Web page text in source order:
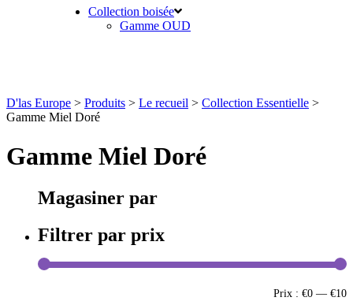
Collection boisée
Gamme OUD
D'las Europe > Produits > Le recueil > Collection Essentielle >
Gamme Miel Doré
Gamme Miel Doré
Magasiner par
Filtrer par prix
Prix : €0 — €10